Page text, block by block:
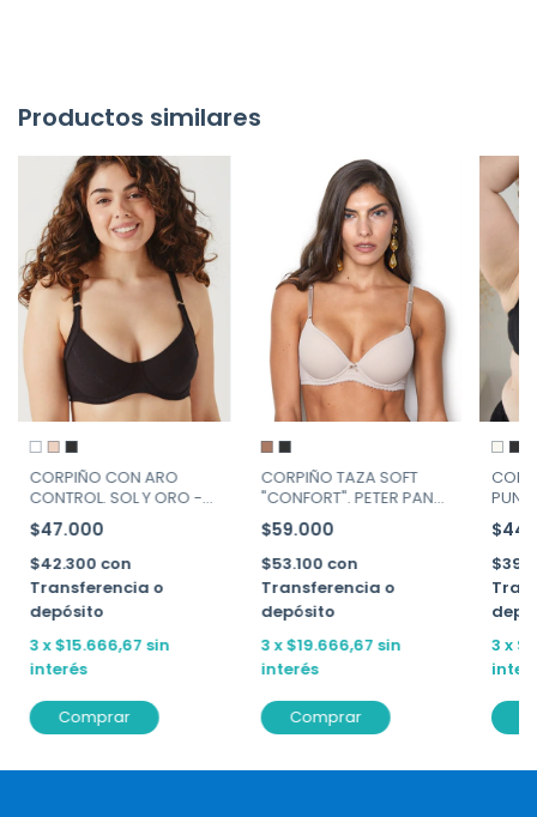
Productos similares
CORPIÑO CON ARO
CONTROL. SOL Y ORO -
ART. 46133
$47.000
$42.300 con
Transferencia o
depósito
3 x$15.666,67 sin
interés
Comprar
CORPIÑO TAZA SOFT
"CONFORT". PETER PAN
ART. 805
$59.000
$53.100 con
Transferencia o
depósito
3x$19.666,67 sin
interés
Comprar
736
3 x